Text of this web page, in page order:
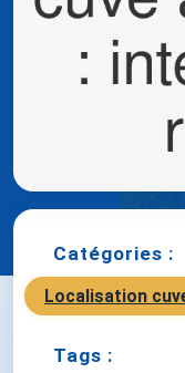
Catégories :
Localisation
Tags :